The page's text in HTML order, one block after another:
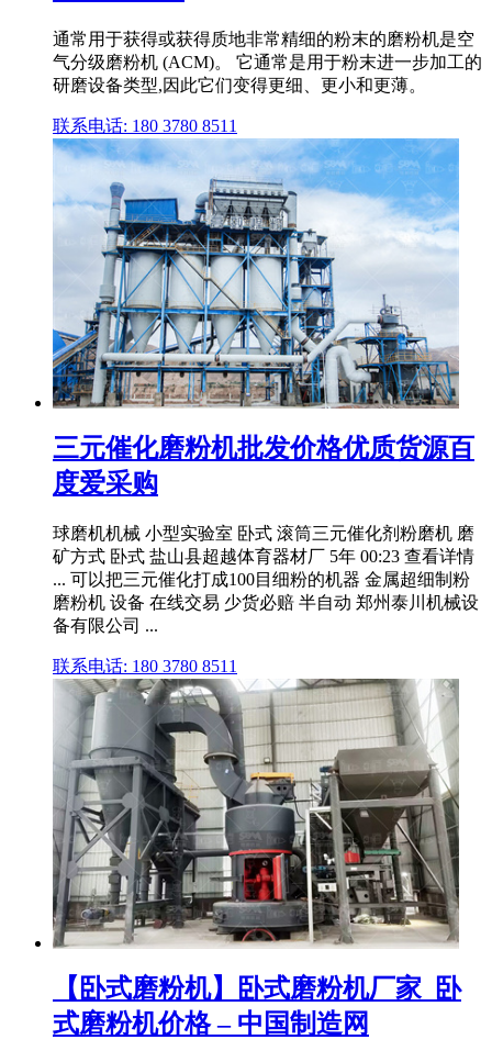
通常用于获得或获得质地非常精细的粉末的磨粉机是空
气分级磨粉机 (ACM)。 它通常是用于粉末进一步加工的
研磨设备类型,因此它们变得更细、更小和更薄。
联系电话: 180 3780 8511
三元催化磨粉机批发价格优质货源百
度爱采购
球磨机机械 小型实验室 卧式 滚筒三元催化剂粉磨机 磨
矿方式 卧式 盐山县超越体育器材厂 5年 00:23 查看详情
... 可以把三元催化打成100目细粉的机器 金属超细制粉
磨粉机 设备 在线交易 少货必赔 半自动 郑州泰川机械设
备有限公司 ...
联系电话: 180 3780 8511
【卧式磨粉机】卧式磨粉机厂家_卧
式磨粉机价格 – 中国制造网